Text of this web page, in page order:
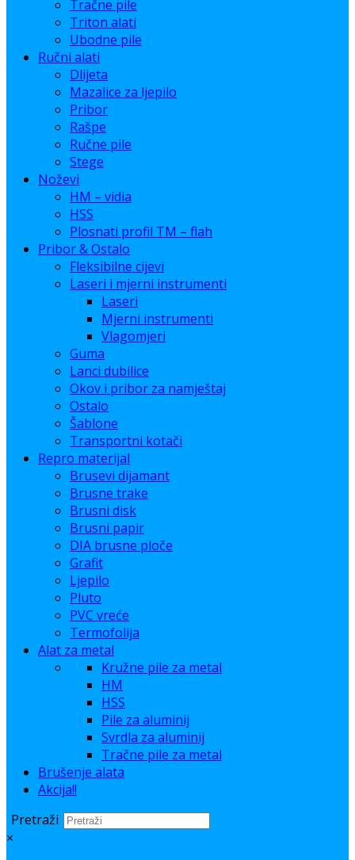
Tračne pile
Triton alati
Ubodne pile
Ručni alati
Dlijeta
Mazalice za ljepilo
Pribor
Rašpe
Ručne pile
Stege
Noževi
HM – vidia
HSS
Plosnati profil TM – flah
Pribor & Ostalo
Fleksibilne cijevi
Laseri i mjerni instrumenti
Laseri
Mjerni instrumenti
Vlagomjeri
Guma
Lanci dubilice
Okov i pribor za namještaj
Ostalo
Šablone
Transportni kotači
Repro materijal
Brusevi dijamant
Brusne trake
Brusni disk
Brusni papir
DIA brusne ploče
Grafit
Ljepilo
Pluto
PVC vreće
Termofolija
Alat za metal
Kružne pile za metal
HM
HSS
Pile za aluminij
Svrdla za aluminij
Tračne pile za metal
Brušenje alata
Akcija!!
Pretraži
×